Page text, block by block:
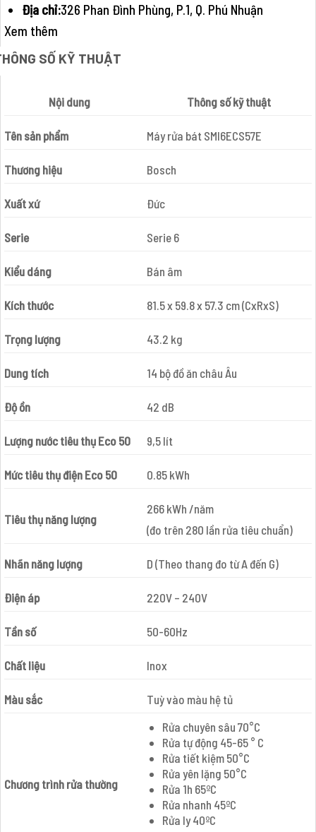
Địa chỉ:326 Phan Đình Phùng, P.1, Q. Phú Nhuận
Xem thêm
SỐ KỸ THUẬT
Nội dung Thông số kỹ thuật
Tên sản phẩm Máy rửa bát SMI6ECS57E
Thương hiệu Bosch
Xuất xứ Đức
Serie Serie 6
Kiểu dáng Bán âm
Kích thước 81.5 x 59.8 x 57.3 cm (CxRxS)
Trọng lượng 43.2 kg
Dung tích 14 bộ đồ ăn châu Âu
Độ ồn 42 dB
Lượng nước tiêu thụ Eco 50 9,5 lít
Mức tiêu thụ điện Eco 50 0.85 kWh
Tiêu thụ năng lượng
266 kWh /năm
(đo trên 280 lần rửa tiêu chuẩn)
Nhãn năng lượng D (Theo thang đo từ A đến G)
Điện áp 220V – 240V
Tần số 50-60Hz
Chất liệu Inox
Màu sắc Tuỳ vào màu hệ tủ
Chương trình rửa thường
Rửa chuyên sâu 70°C
Rửa tự động 45-65 ° C
Rửa tiết kiệm 50°C
Rửa yên lặng 50°C
Rửa 1h 65ºC
Rửa nhanh 45ºC
Rửa ly 40ºC